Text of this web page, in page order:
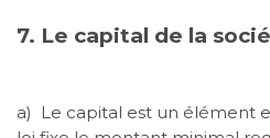
7. Le capital de la
a)
Le capital est un élément